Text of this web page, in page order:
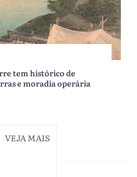
tem histórico de
e moradia operária
VEJA MAIS